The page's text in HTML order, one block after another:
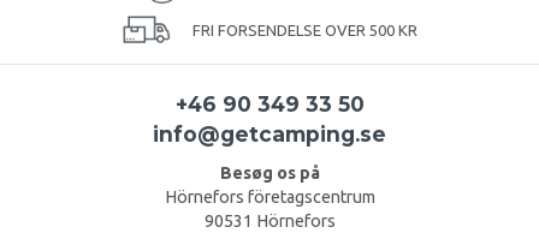
FRI FORSENDELSE OVER 500 KR
+46 90 349 33 50
info@getcamping.se
Besøg os på
Hörnefors företagscentrum
90531 Hörnefors